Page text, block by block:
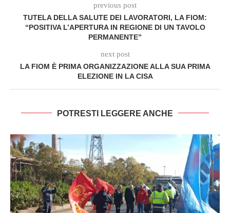
previous post
TUTELA DELLA SALUTE DEI LAVORATORI, LA FIOM:
“POSITIVA L’APERTURA IN REGIONE DI UN TAVOLO
PERMANENTE”
next post
LA FIOM È PRIMA ORGANIZZAZIONE ALLA SUA PRIMA
ELEZIONE IN LA CISA
POTRESTI LEGGERE ANCHE